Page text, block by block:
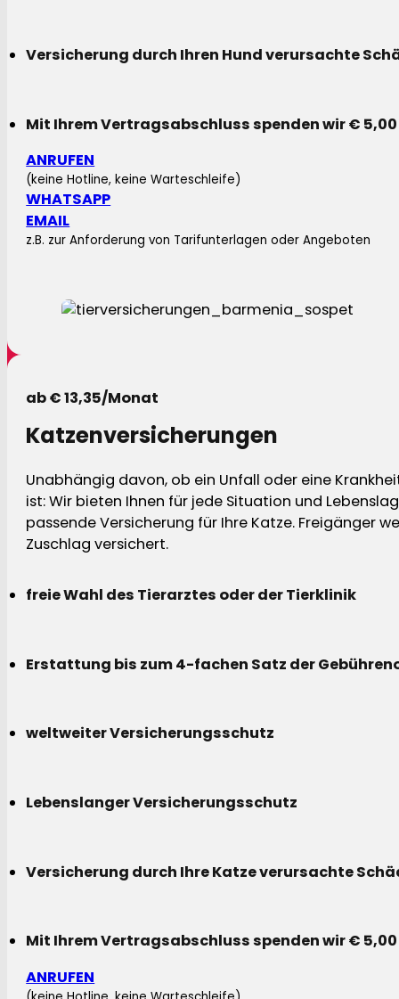
Versicherung durch Ihren Hund verursachte
Mit Ihrem Vertragsabschluss spenden wir €
ANRUFEN
(keine Hotline, keine Warteschleife)
WHATSAPP
EMAIL
z.B. zur Anforderung von Tarifunterlagen oder Angeboten
ab € 13,35/Monat
Katzenversicherungen
Unabhängig davon, ob ein Unfall oder eine
ist: Wir bieten Ihnen für jede Situation und
passende Versicherung für Ihre Katze. Freigänger
Zuschlag versichert.
freie Wahl des Tierarztes oder der Tierklinik
Erstattung bis zum 4-fachen Satz der
weltweiter Versicherungsschutz
Lebenslanger Versicherungsschutz
Versicherung durch Ihre Katze verursachte
Mit Ihrem Vertragsabschluss spenden wir €
ANRUFEN